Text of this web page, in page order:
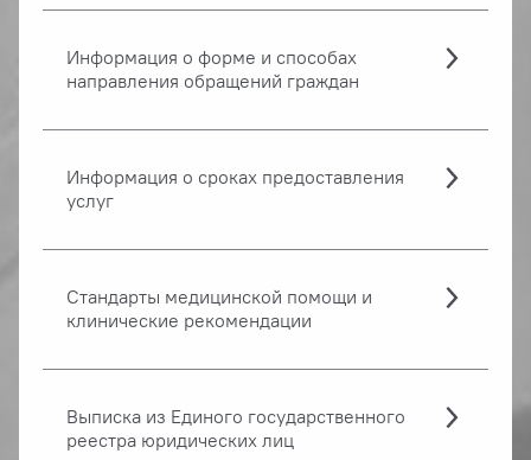
Информация о форме и способах
направления обращений граждан
Информация о сроках предоставления
услуг
Стандарты медицинской помощи и
клинические рекомендации
Выписка из Единого государственного
реестра юридических лиц